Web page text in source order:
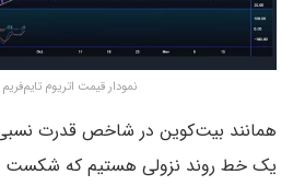
نمودار قیمت اتریوم تایم‌فریم ۴ ساعت
یک خط روند نزولی هستیم که شکست